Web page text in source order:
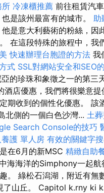
所 冷凍櫃推薦 前往租賃汽
是該州最富有的城市。 助
是意大利藝術的粉絲，因
在這段特殊的旅程中，我
快速辦理台胞證的方法 我
式 SSL對網站安全和SEO
的珍珠和象徵之一的第三
店優惠，我們將很樂意提
期收到的個性化優惠。
北側的一個白色沙灣... 土
Search Console的技巧
護 單人房 有效的關鍵字
在6月的新MSC 精緻自助
海海洋的Simphony一起航
。 綠松石潟湖，附近有無
山丘。 Capitol k.rny ki